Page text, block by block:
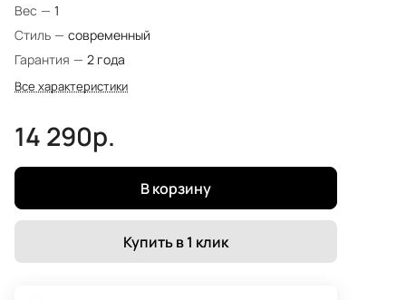
Вес — 1
Стиль — современный
Гарантия — 2 года
Все характеристики
14 290р.
В корзину
Купить в 1 клик